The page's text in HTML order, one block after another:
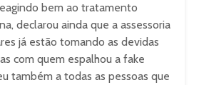
bem ao tratamento
declarou ainda que a assessoria
já estão tomando as devidas
com quem espalhou a fake
também a todas as pessoas que